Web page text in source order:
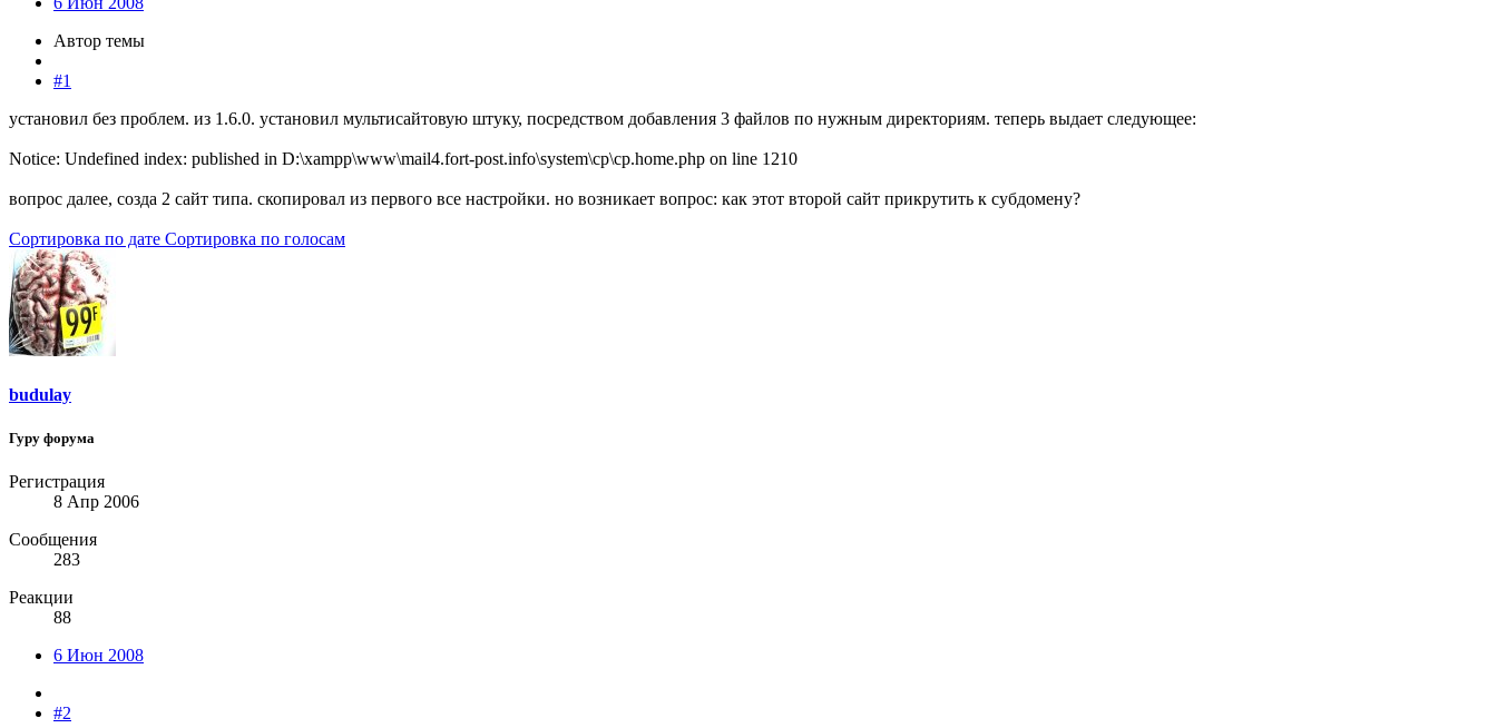
Автор темы
#1
установил без проблем. из 1.6.0. установил мультисайтовую штуку, посредством добавления 3 файлов по нужным директориям. теперь выдает следующее:
Notice: Undefined index: published in D:\xampp\www\mail4.fort-post.info\system\cp\cp.home.php on line 1210
вопрос далее, созда 2 сайт типа. скопировал из первого все настройки. но возникает вопрос: как этот второй сайт прикрутить к субдомену?
Сортировка по дате Сортировка по голосам
budulay
Гуру форума
Регистрация
8 Апр 2006
Сообщения
283
Реакции
88
6 Июн 2008
#2